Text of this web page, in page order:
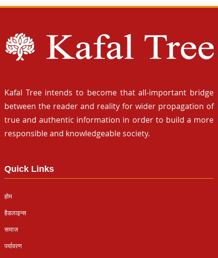
Kafal Tree intends to become that all-important bridge
between the reader and reality for wider propagation of
true and authentic information in order to build a more
responsible and knowledgeable society.
Quick Links
होम
हैडलाइन्स
समाज
पर्यावरण